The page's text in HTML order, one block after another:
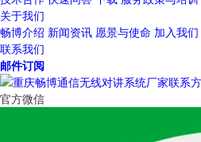
关于我们
畅博介绍 新闻资讯 愿景与使命 加入我们
联系我们
邮件订阅
官方微信